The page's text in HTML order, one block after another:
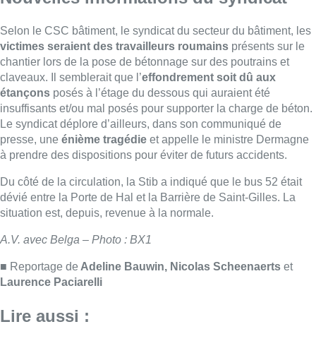
dévié entre la Porte de Hal et la Barrière de Saint-Gilles. La
situation est, depuis, revenue à la normale.
A.V. avec Belga – Photo : BX1
■ Reportage deAdeline Bauwin, Nicolas Scheenaerts
Laurence Paciarelli
Lire aussi :
Eclipse du 12 août : les
gestionnaires de réseau se sont
préparés à l’impact sur la
production